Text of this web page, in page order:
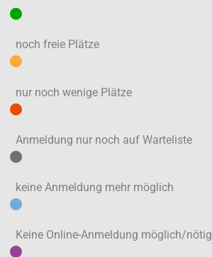
noch freie Plätze
nur noch wenige Plätze
Anmeldung nur noch auf Warteliste
keine Anmeldung mehr möglich
Keine Online-Anmeldung möglich/nötig